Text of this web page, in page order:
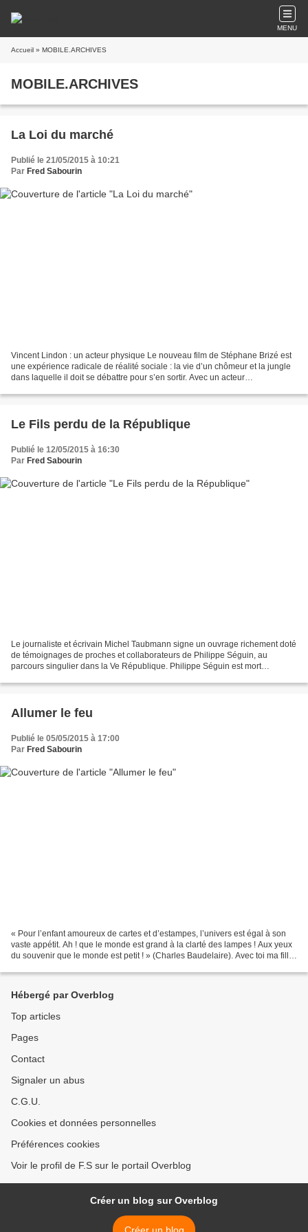
MENU
Accueil » MOBILE.ARCHIVES
MOBILE.ARCHIVES
La Loi du marché
Publié le 21/05/2015 à 10:21
Par Fred Sabourin
Vincent Lindon : un acteur physique Le nouveau film de Stéphane Brizé est
une expérience radicale de réalité sociale : la vie d’un chômeur et la jungle
dans laquelle il doit se débattre pour s’en sortir. Avec un acteur
Le Fils perdu de la République
Publié le 12/05/2015 à 16:30
Par Fred Sabourin
Le journaliste et écrivain Michel Taubmann signe un ouvrage richement doté
de témoignages de proches et collaborateurs de Philippe Séguin, au
parcours singulier dans la Ve République. Philippe Séguin est mort
Allumer le feu
Publié le 05/05/2015 à 17:00
Par Fred Sabourin
« Pour l’enfant amoureux de cartes et d’estampes, l’univers est égal à son
vaste appétit. Ah ! que le monde est grand à la clarté des lampes ! Aux yeux
du souvenir que le monde est petit ! » (Charles Baudelaire). Avec toi ma fille
Hébergé par Overblog
Top articles
Pages
Contact
Signaler un abus
C.G.U.
Cookies et données personnelles
Préférences cookies
Voir le profil de F.S sur le portail Overblog
Créer un blog sur Overblog